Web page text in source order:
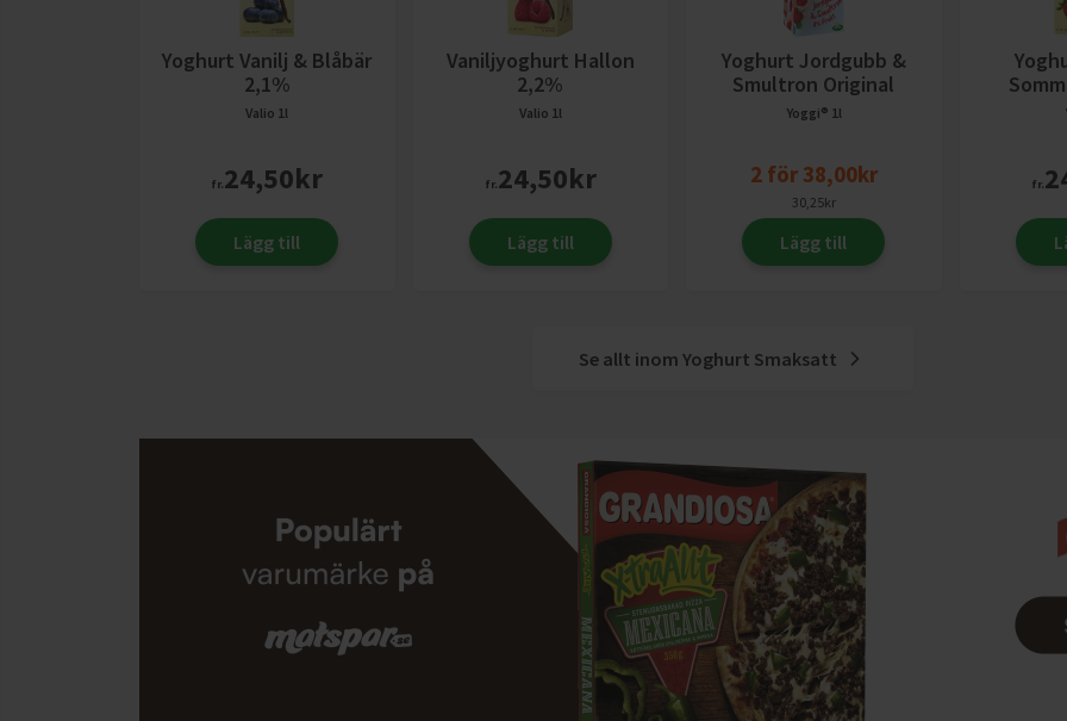
Yoghurt Vanilj & Blåbär
2,1%
Valio 1l
fr.24,50kr
Lägg till
Vaniljyoghurt Hallon
2,2%
Valio 1l
fr.24,50kr
Lägg till
Yoghurt Jordgubb &
Smultron Original
Yoggi® 1l
2för 38,00kr
30,25kr
Lägg till
fr.
Se allt inom Yoghurt Smaksatt